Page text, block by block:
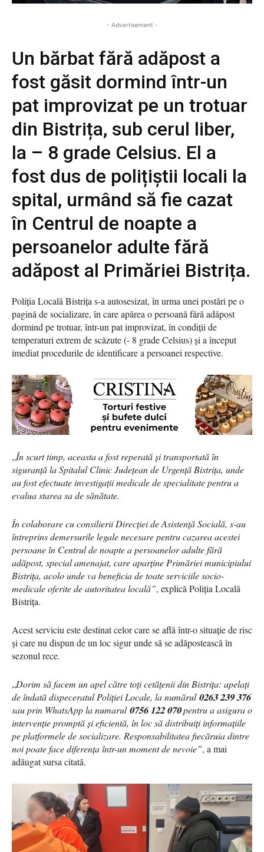
- Advertisement -
Un bărbat fără adăpost a
fost găsit dormind într-un
pat improvizat pe un trotuar
din Bistrița, sub cerul liber,
la – 8 grade Celsius. El a
fost dus de polițiștii locali la
spital, urmând să fie cazat
în Centrul de noapte a
persoanelor adulte fără
adăpost al Primăriei Bistrița.
Poliția Locală Bistrița s-a autosesizat, în urma unei postări pe o
pagină de socializare, în care apărea o persoană fără adăpost
dormind pe trotuar, într-un pat improvizat, în condiții de
temperaturi extrem de scăzute (- 8 grade Celsius) și a început
imediat procedurile de identificare a persoanei respective.
„În scurt timp, aceasta a fost reperată și transportată în
siguranță la Spitalul Clinic Județean de Urgență Bistrița, unde
au fost efectuate investigații medicale de specialitate pentru a
evalua starea sa de sănătate.
În colaborare cu consilierii Direcției de Asistență Socială, s-au
întreprins demersurile legale necesare pentru cazarea acestei
persoane în Centrul de noapte a persoanelor adulte fără
adăpost, special amenajat, care aparține Primăriei municipiului
Bistrița, acolo unde va beneficia de toate serviciile socio-
medicale oferite de autoritatea locală”, explică Poliția Locală
Bistrița.
Acest serviciu este destinat celor care se află într-o situație de risc
și care nu dispun de un loc sigur unde să se adăpostească în
sezonul rece.
„Dorim să facem un apel către toți cetățenii din Bistrița: apelați
de îndată dispeceratul Poliției Locale, la numărul 𝟎𝟐𝟔𝟑 𝟐𝟑𝟗 𝟑𝟕𝟔
sau prin WhatsApp la numarul 𝟎𝟕𝟓𝟔 𝟏𝟐𝟐 𝟎𝟕𝟎 pentru a asigura o
intervenție promptă și eficientă, în loc să distribuiți informațiile
pe platformele de socializare. Responsabilitatea fiecăruia dintre
noi poate face diferența într-un moment de nevoie”, a mai
adăugat sursa citată.